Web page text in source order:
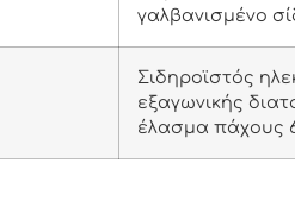
γαλβανισμένο
Σιδηροϊστός
εξαγωνικής
έλασμα πάχους